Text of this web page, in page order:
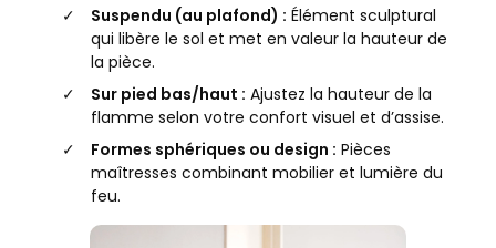
Suspendu (au plafond) : Élément sculptural
qui libère le sol et met en valeur la hauteur de
la pièce.
Sur pied bas/haut : Ajustez la hauteur de la
flamme selon votre confort visuel et d’assise.
Formes sphériques ou design : Pièces
maîtresses combinant mobilier et lumière du
feu.